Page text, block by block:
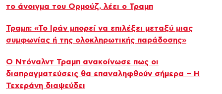
το άνοιγμα του Ορμούζ, λέει ο Τραμπ
Τραμπ: «Το Ιράν μπορεί να επιλέξει μεταξύ μιας
συμφωνίας ή της ολοκληρωτικής παράδοσης»
Ο Ντόναλντ Τραμπ ανακοίνωσε πως οι
διαπραγματεύσεις θα επαναληφθούν σήμερα – Η
Τεχεράνη διαψεύδει